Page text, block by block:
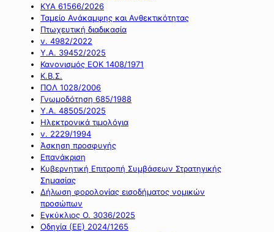
ΚΥΑ 61566/2026
Ταμείο Ανάκαμψης και Ανθεκτικότητας
Πτωχευτική διαδικασία
ν. 4982/2022
Υ.Α. 39452/2025
Κανονισμός ΕΟΚ 1408/1971
Κ.Β.Σ.
ΠΟΛ 1028/2006
Γνωμοδότηση 685/1988
Υ.Α. 48505/2025
Ηλεκτρονικά τιμολόγια
ν. 2229/1994
Άσκηση προσφυγής
Επανάκριση
Κυβερνητική Επιτροπή Συμβάσεων Στρατηγικής
Σημασίας
Δήλωση φορολογίας εισοδήματος νομικών
προσώπων
Εγκύκλιος Ο. 3036/2025
Οδηγία (ΕΕ) 2024/1265